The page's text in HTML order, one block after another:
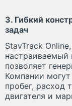
3. Гибкий
задач
StavTrack
настраиваемый
позволяет
Компании
пробег, расход
двигателя и